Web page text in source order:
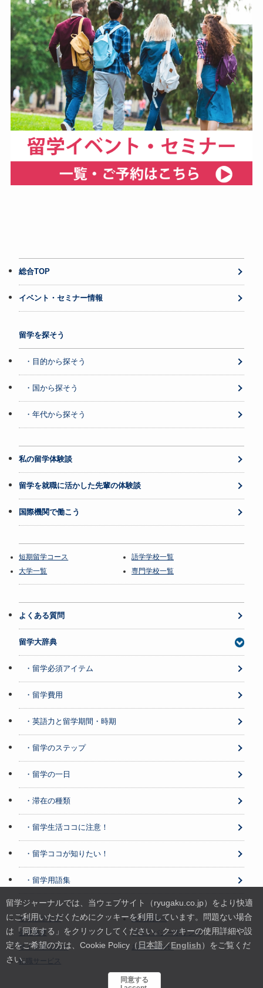
留学ジャーナルでは、当ウェブサイト（ryugaku.co.jp）をより快適
にご利用いただくためにクッキーを利用しています。
問題ない場合
は「同意する」をクリックしてください。クッキーの使用詳細や設
定をご希望の方は、Cookie Policy（ 日本語／English）をご覧くだ
さい。
同意する
総合TOP
イベント・セミナー情報
留学を探そう
・目的から探そう
・国から探そう
・年代から探そう
私の留学体験談
留学を就職に活かした先輩の体験談
国際機関で働こう
短期留学コース
語学学校一覧
大学一覧
専門学校一覧
よくある質問
留学大辞典
・留学必須アイテム
・留学費用
・英語力と留学期間・時期
・留学のステップ
・留学の一日
・滞在の種類
・留学生活ココに注意！
・留学ココが知りたい！
・留学用語集
サイトマップ
法人の方へ
会社概要
プライバシーポリシー
サイトポリシー
お問い合わせ
転職サービス